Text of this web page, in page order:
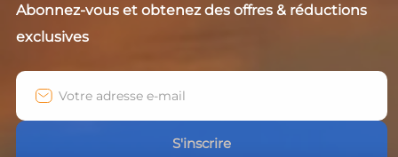
Abonnez-vous et obtenez des offres & réductions
exclusives
S'inscrire